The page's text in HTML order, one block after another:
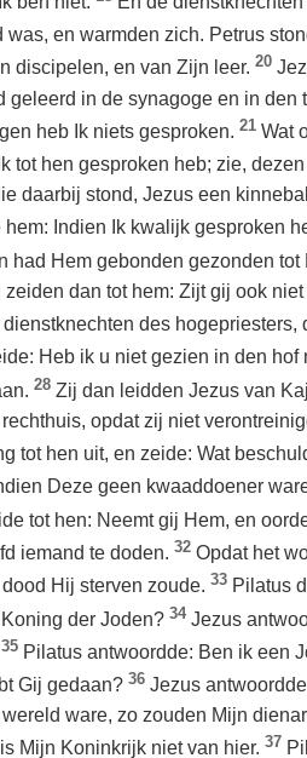
en warmden zich. Petrus
discipelen, en van Zijn leer. 20
geleerd in de synagoge en in den
heb Ik niets gesproken. 21 Wat
tot hen gesproken heb; zie,
daarbij stond, Jezus een
Indien Ik kwalijk gesproken
had Hem gebonden gezonden
dan tot hem: Zijt gij ook
dienstknechten des
Heb ik u niet gezien in den hof
28 Zij dan leidden Jezus van
opdat zij niet
tot hen uit, en zeide: Wat
Deze geen kwaaddoener
tot hen: Neemt gij Hem, en
iemand te doden. 32 Opdat het
Hij sterven zoude. 33 Pilatus
der Joden? 34 Jezus
35 Pilatus antwoordde: Ben ik een
Gij gedaan? 36 Jezus
ware, zo zouden Mijn
Mijn Koninkrijk niet van hier. 37